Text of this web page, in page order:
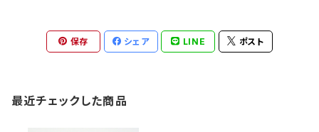
保存 シェア LINE ポスト
最近チェックした商品